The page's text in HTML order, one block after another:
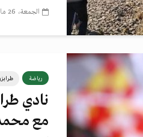
الجمعة، 26 مارس 2021، 3:22 م
رياضة
نادي
مع